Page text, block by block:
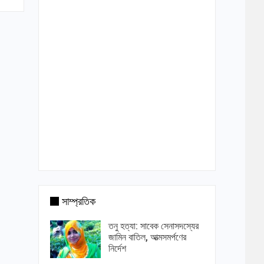
সাম্প্রতিক
তনু হত্যা: সাবেক সেনাসদস্যের
জামিন বাতিল, আত্মসমর্পণের
নির্দেশ